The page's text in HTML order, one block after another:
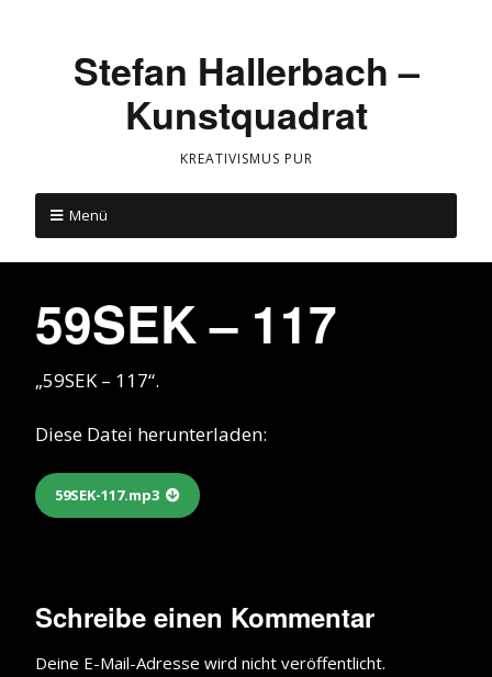
Stefan Hallerbach –
Kunstquadrat
KREATIVISMUS PUR
Menü
59SEK – 117
„59SEK – 117“.
Diese Datei herunterladen:
59SEK-117.mp3
Schreibe einen Kommentar
Deine E-Mail-Adresse wird nicht veröffentlicht.